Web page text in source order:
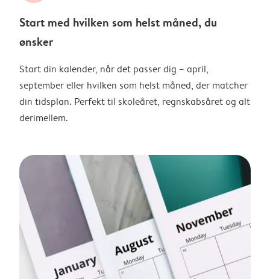
Start med hvilken som helst måned, du
ønsker
Start din kalender, når det passer dig – april,
september eller hvilken som helst måned, der matcher
din tidsplan. Perfekt til skoleåret, regnskabsåret og alt
derimellem.